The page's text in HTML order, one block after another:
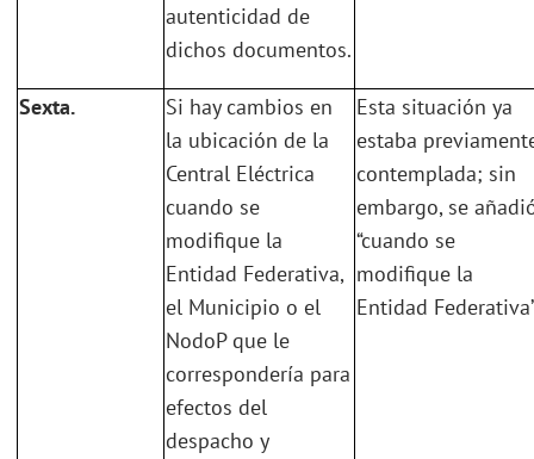
autenticidad de
dichos documentos.
Sexta.
Si hay cambios en
la ubicación de la
Central Eléctrica
cuando se
modifique la
Entidad Federativa,
el Municipio o el
NodoP que le
correspondería para
efectos del
despacho y
Esta situación ya
estaba
contemplada; sin
embargo, se
“cuando se
modifique la
Entidad